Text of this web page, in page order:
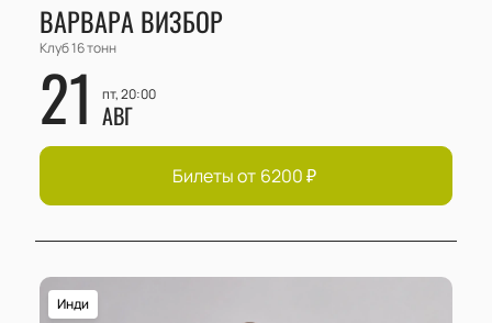
ВАРВАРА ВИЗБОР
Клуб 16 тонн
21 пт, 20:00
АВГ
Билеты от 6200₽
Инди